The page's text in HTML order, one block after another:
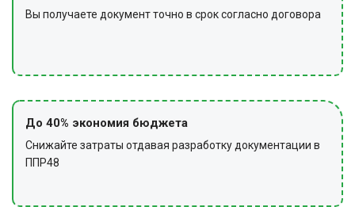
Вы получаете документ точно в срок согласно договора
До 40% экономия бюджета
Снижайте затраты отдавая разработку документации в
ППР48